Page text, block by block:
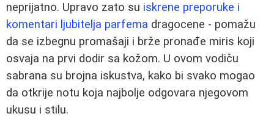
neprijatno. Upravo zato su iskrene preporuke i
komentari ljubitelja parfema dragocene - pomažu
da se izbegnu promašaji i brže pronađe miris koji
osvaja na prvi dodir sa kožom. U ovom vodiču
sabrana su brojna iskustva, kako bi svako mogao
da otkrije notu koja najbolje odgovara njegovom
ukusu i stilu.